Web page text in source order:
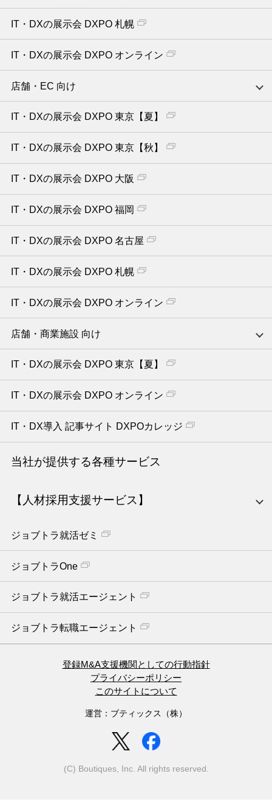
IT・DXの展示会 DXPO 札幌
IT・DXの展示会 DXPO オンライン
店舗・EC 向け
IT・DXの展示会 DXPO 東京【夏】
IT・DXの展示会 DXPO 東京【秋】
IT・DXの展示会 DXPO 大阪
IT・DXの展示会 DXPO 福岡
IT・DXの展示会 DXPO 名古屋
IT・DXの展示会 DXPO 札幌
IT・DXの展示会 DXPO オンライン
店舗・商業施設 向け
IT・DXの展示会 DXPO 東京【夏】
IT・DXの展示会 DXPO オンライン
IT・DX導入 記事サイト DXPOカレッジ
当社が提供する各種サービス
【人材採用支援サービス】
ジョブトラ就活ゼミ
ジョブトラOne
ジョブトラ就活エージェント
ジョブトラ転職エージェント
登録M&A支援機関としての行動指針
プライバシーポリシー
このサイトについて
運営：ブティックス（株）
(C) Boutiques, Inc. All rights reserved.